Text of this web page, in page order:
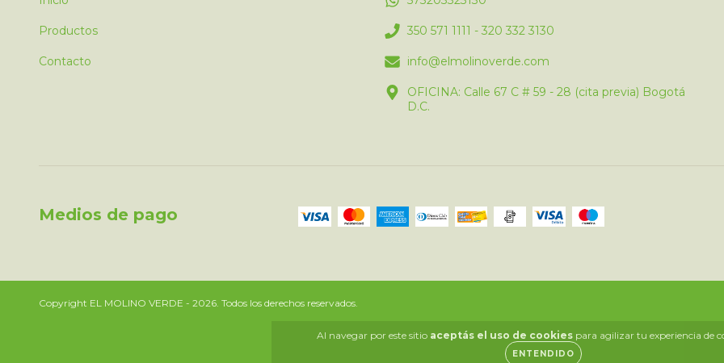
Al navegar por este sitio aceptás el uso de cookies para agilizar tu experiencia de
ENTENDIDO
Productos
Contacto
350 571 1111 - 320 332 3130
info@elmolinoverde.com
OFICINA: Calle 67 C # 59 - 28 (cita previa) Bogotá
D.C.
Medios de pago
Copyright EL MOLINO VERDE - 2026. Todos los derechos reservados.